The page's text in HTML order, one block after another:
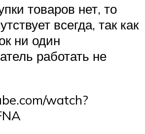
товаров нет, то
всегда, так как
ни один
работать не
watch?